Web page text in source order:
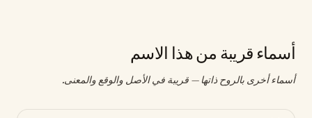
أسماء قريبة من هذا الاسم
أسماء أخرى بالروح ذاتها — قريبة في الأصل والوقع والمعنى.